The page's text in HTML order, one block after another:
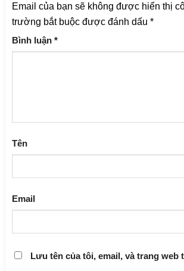
Email của bạn sẽ không được hiển thị
trường bắt buộc được đánh dấu *
Bình luận *
Tên
Email
Lưu tên của tôi, email, và trang web